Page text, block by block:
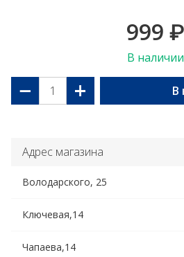
999 ₽
В наличии
− + В
Адрес магазина
Володарского, 25
Ключевая,14
Чапаева,14